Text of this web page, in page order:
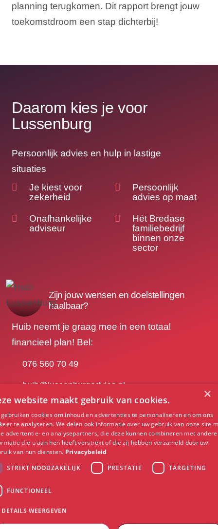
planning terugkomen. Dit rapport brengt jouw
toekomstdroom een stap dichterbij!
Daarom kies je voor
Lussenburg
Persoonlijk advies en hulp in lastige
situaties
Je kiest voor
zekerheid
Persoonlijk
advies op maat
Onafhankelijke
adviseur
Hét Bredase
familiebedrijf
binnen onze
sector
Zijn jouw wensen en doelstellingen
haalbaar?
Huib neemt je graag mee in een totaal
financieel plan! Bel:
076 560 70 49
huib@lussenburgadvies.nl
Contact opnemen
Burgemeester
Kerstenslaan
Breda
×
website maakt gebruik van cookies.
gebruiken cookies om inhoud en advertenties te personaliseren en om ons
te analyseren. We delen ook informatie over uw gebruik van onze site
advertentie- en analysepartners, die deze kunnen combineren met andere
die u aan hen heeft verstrekt of die zij hebben verzameld door uw
van hun diensten. Privacybeleid
STRIKT NOODZAKELIJK
PRESTATIE TARGETING
FUNCTIONEEL
DETAILS WEERGEVEN